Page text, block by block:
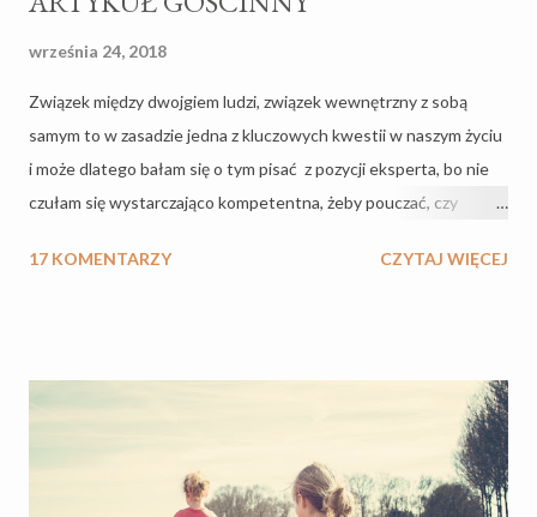
września 24, 2018
Związek między dwojgiem ludzi, związek wewnętrzny z sobą
samym to w zasadzie jedna z kluczowych kwestii w naszym życiu
i może dlatego bałam się o tym pisać z pozycji eksperta, bo nie
czułam się wystarczająco kompetentna, żeby pouczać, czy
dnia mojego blogowania stanęła na mojej drodze kobieta
niż pouczać, spotkanie z Patrycją Dorsz vel Drożdż było
katalizatorem do narodzin nowej kategorii na blogu, za co jej
serdecznie dziękuję. Za tą inspirację :) Jako, że nie wierzę w
przypadkowe spotkania, a w to, że ludzie stają na naszej drodze
17 KOMENTARZY CZYTAJ WIĘCEJ